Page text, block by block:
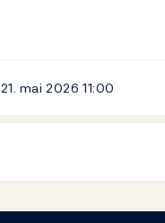
21. mai 2026 11:00